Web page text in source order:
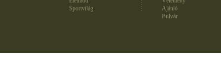
Sportvilág
Ajánló
Bulvár